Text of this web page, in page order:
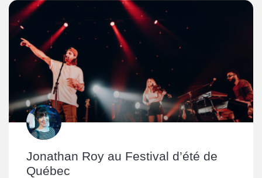
Jonathan Roy au Festival d’été de
Québec